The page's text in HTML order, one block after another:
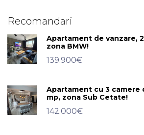
Recomandari
Apartament de vanzare,
zona BMW!
139.900€
Apartament cu 3 camere
mp, zona Sub Cetate!
142.000€